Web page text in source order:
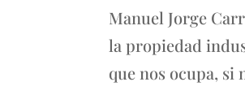
Manuel Jorge
la propiedad
que nos ocupa, si